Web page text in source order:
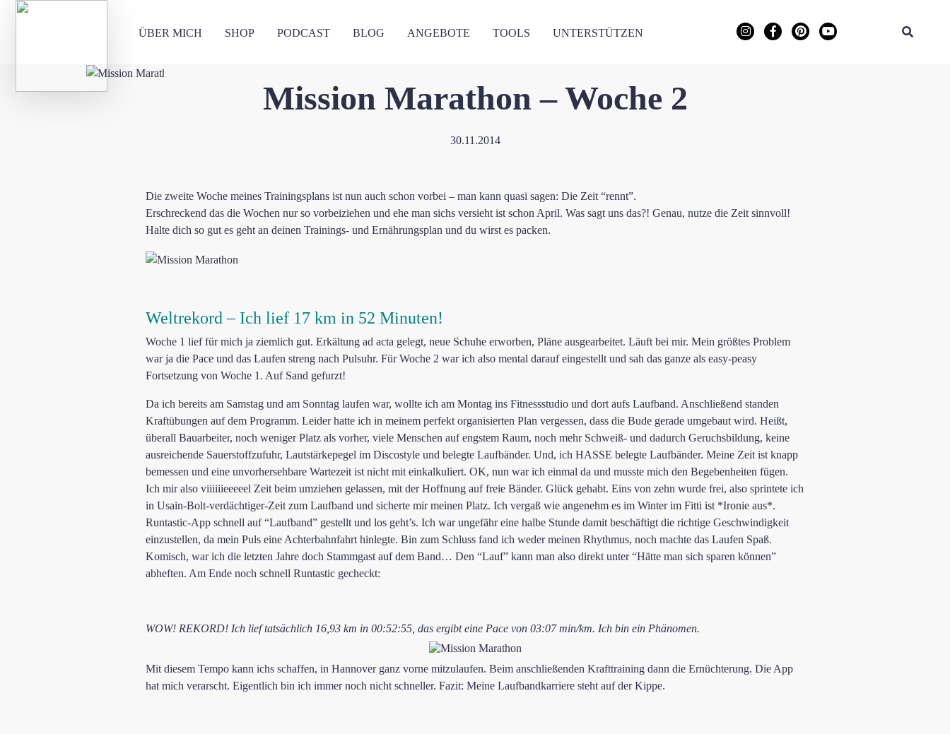
ÜBER MICH SHOP PODCAST BLOG ANGEBOTE TOOLS
UNTERSTÜTZEN
Mission Marathon – Woche 2
30.11.2014
Die zweite Woche meines Trainingsplans ist nun auch schon vorbei – man kann quasi sagen: Die Zeit “rennt”.
Erschreckend das die Wochen nur so vorbeiziehen und ehe man sichs versieht ist schon April. Was sagt uns das?! Genau, nutze die Zeit sinnvoll!
Halte dich so gut es geht an deinen Trainings- und Ernährungsplan und du wirst es packen.
Weltrekord – Ich lief 17 km in 52 Minuten!
Woche 1 lief für mich ja ziemlich gut. Erkältung ad acta gelegt, neue Schuhe erworben, Pläne ausgearbeitet. Läuft bei mir. Mein größtes Problem
war ja die Pace und das Laufen streng nach Pulsuhr. Für Woche 2 war ich also mental darauf eingestellt und sah das ganze als easy-peasy
Fortsetzung von Woche 1. Auf Sand gefurzt!
Da ich bereits am Samstag und am Sonntag laufen war, wollte ich am Montag ins Fitnessstudio und dort aufs Laufband. Anschließend standen
Kraftübungen auf dem Programm. Leider hatte ich in meinem perfekt organisierten Plan vergessen, dass die Bude gerade umgebaut wird. Heißt,
überall Bauarbeiter, noch weniger Platz als vorher, viele Menschen auf engstem Raum, noch mehr Schweiß- und dadurch Geruchsbildung, keine
ausreichende Sauerstoffzufuhr, Lautstärkepegel im Discostyle und belegte Laufbänder. Und, ich HASSE belegte Laufbänder. Meine Zeit ist knapp
bemessen und eine unvorhersehbare Wartezeit ist nicht mit einkalkuliert. OK, nun war ich einmal da und musste mich den Begebenheiten fügen.
Ich mir also viiiiiieeeeel Zeit beim umziehen gelassen, mit der Hoffnung auf freie Bänder. Glück gehabt. Eins von zehn wurde frei, also sprintete ich
in Usain-Bolt-verdächtiger-Zeit zum Laufband und sicherte mir meinen Platz. Ich vergaß wie angenehm es im Winter im Fitti ist *Ironie aus*.
Runtastic-App schnell auf “Laufband” gestellt und los geht’s. Ich war ungefähr eine halbe Stunde damit beschäftigt die richtige Geschwindigkeit
einzustellen, da mein Puls eine Achterbahnfahrt hinlegte. Bin zum Schluss fand ich weder meinen Rhythmus, noch machte das Laufen Spaß.
Komisch, war ich die letzten Jahre doch Stammgast auf dem Band… Den “Lauf” kann man also direkt unter “Hätte man sich sparen können”
abheften. Am Ende noch schnell Runtastic gecheckt:
WOW! REKORD! Ich lief tatsächlich 16,93 km in 00:52:55, das ergibt eine Pace von 03:07 min/km. Ich bin ein Phänomen.
Mit diesem Tempo kann ichs schaffen, in Hannover ganz vorne mitzulaufen. Beim anschließenden Krafttraining dann die Ernüchterung. Die App
hat mich verarscht. Eigentlich bin ich immer noch nicht schneller. Fazit: Meine Laufbandkarriere steht auf der Kippe.